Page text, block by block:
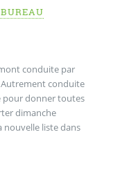
conduite par
conduite
pour donner toutes
dimanche
nouvelle liste dans